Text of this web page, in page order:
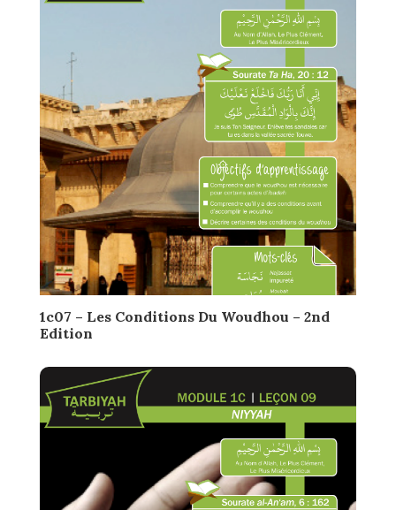
1c07 – Les Conditions Du Woudhou – 2nd
Edition